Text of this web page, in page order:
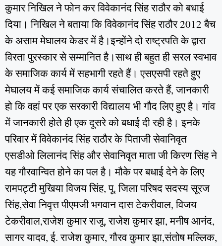
कुमार निखिल ने फोन कर विवेकानंद सिंह राठौर को बधाई
दिया। निखिल ने बताया कि विवेकानंद सिंह राठौर 2012 बैच
के असाम मेघालय केडर में है।इन्होंने दो राष्ट्रपति के द्वारा
विरता पुरस्कार से सम्मानित है।साथ ही बहुत ही सरल स्वभाव
के समाजिक कार्य में सहभागी रहते हैं। एसएसपी रहते हुए
मेघालय में कई समाजिक कार्य संचालित करते हैं, जानकारी
हो कि वहां पर एक सरकारी विद्यालय भी गौद लिए हुए है। गांव
में जानकारी होते ही एक दूसरे को बधाई दी रही है। इनके
परिवार में विवेकानंद सिंह राठौर के पिताजी सेवानिवृत
एसडीओ लिलानंद सिंह और सेवानिवृत माता जी किरण सिंह ने
यह गौरवान्वित होने का पल है। मौके पर बधाई देने के लिए
रामपट्टी मुखिया विजय सिंह, पू. जिला परिषद सदस्य सूरज
सिंह,सेवा निवृत्त पीएमजी भगवान दास टेकरीवाल, विजय
टेकरीवाल,राजेश कुमार राजू, राजेश कुमार झा, मनीष आनंद,
सागर यादव, ई. राजेश कुमार, गौरव कुमार झा,संतोष मल्लिक,